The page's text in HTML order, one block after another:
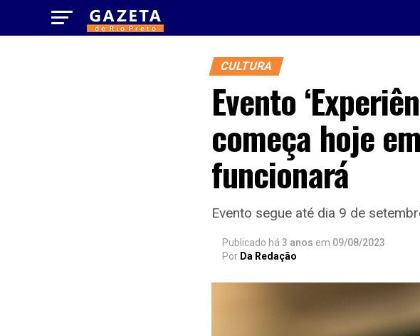
CULTURA
Evento
começa hoje
funcionará
Evento segue até dia 9 de
Publicado há 3 anos em 09/08/2023
Por Da Redação